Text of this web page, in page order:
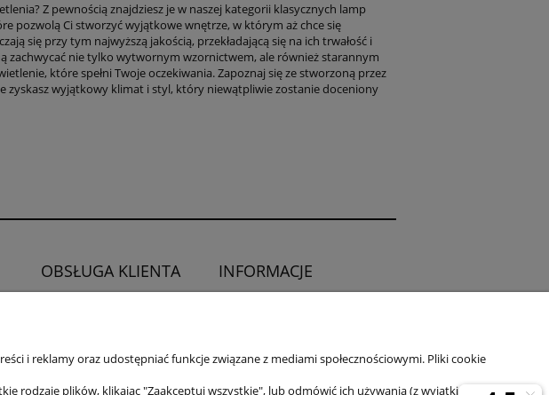
Z pewnością znajdziesz je w naszej kategorii klasycznych lamp
pozwolą Ci stworzyć wyjątkowe wnętrze, w którym aż chce się
się przy tym najwyższą jakością, przekładającą się na ich trwałość i
zachwycać nie tylko wytwornym wzornictwem, ale również starannym
które spełni Twoje oczekiwania. Zapoznaj się ze stworzoną przez
zyskasz wyjątkowy klimat i styl, który niewątpliwie zostanie doceniony
OBSŁUGA KLIENTA INFORMACJE
i reklamy oraz udostępniać funkcje związane z mediami społecznościowymi. Pliki cookie
rodzaje plików, klikając "Zaakceptuj wszystkie", lub odmówić ich używania (z wyjątkiem